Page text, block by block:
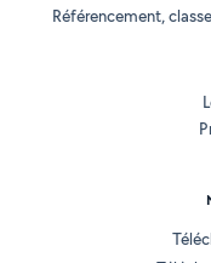
Référencement,